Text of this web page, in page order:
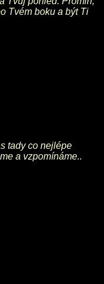
Tvém boku a být Ti
tady co nejlépe
a vzpomínáme..